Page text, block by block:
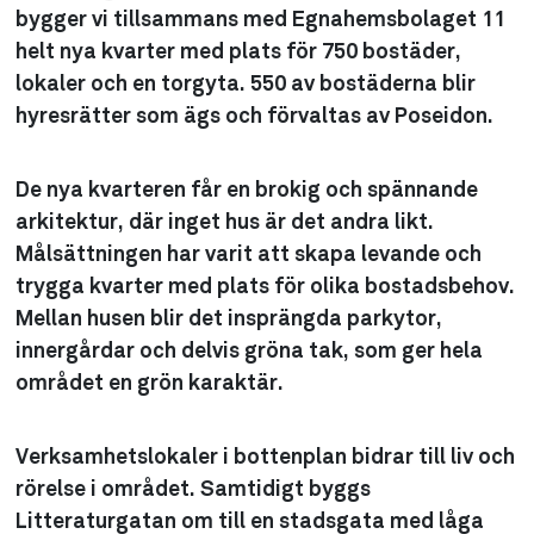
bygger vi tillsammans med Egnahemsbolaget 11
helt nya kvarter med plats för 750 bostäder,
lokaler och en torgyta. 550 av bostäderna blir
hyresrätter som ägs och förvaltas av Poseidon.
De nya kvarteren får en brokig och spännande
arkitektur, där inget hus är det andra likt.
Målsättningen har varit att skapa levande och
trygga kvarter med plats för olika bostadsbehov.
Mellan husen blir det insprängda parkytor,
innergårdar och delvis gröna tak, som ger hela
området en grön karaktär.
Verksamhetslokaler i bottenplan bidrar till liv och
rörelse i området. Samtidigt byggs
Litteraturgatan om till en stadsgata med låga